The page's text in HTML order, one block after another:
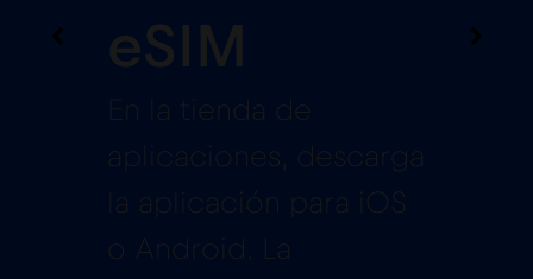
eSIM
En la tienda de
aplicaciones, descarga
la aplicación para iOS
o Android. La